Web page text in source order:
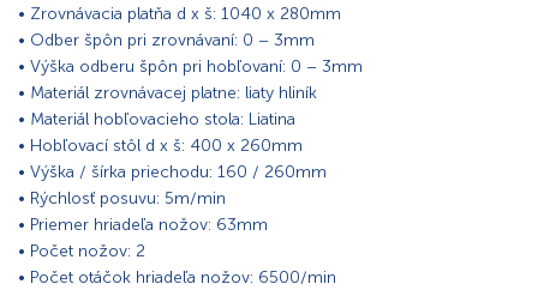
• Zrovnávacia platňa d x š: 1040 x 280mm
• Odber špôn pri zrovnávaní: 0 – 3mm
• Výška odberu špôn pri hobľovaní: 0 – 3mm
• Materiál zrovnávacej platne: liaty hliník
• Materiál hobľovacieho stola: Liatina
• Hobľovací stôl d x š: 400 x 260mm
• Výška / šírka priechodu: 160 / 260mm
• Rýchlosť posuvu: 5m/min
• Priemer hriadeľa nožov: 63mm
• Počet nožov: 2
• Počet otáčok hriadeľa nožov: 6500/min